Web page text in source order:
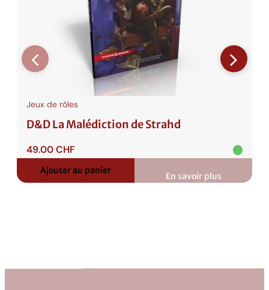
Jeux de rôles
D&D La Malédiction de Strahd
49.00CHF
Ajouter au panier
En savoir plus
: